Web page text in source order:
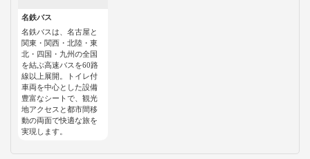
名鉄バス
名鉄バスは、名古屋と
関東・関西・北陸・東
北・四国・九州の全国
を結ぶ高速バスを60路
線以上展開。トイレ付
車両を中心とした設備
豊富なシートで、観光
地アクセスと都市間移
動の両面で快適な旅を
実現します。